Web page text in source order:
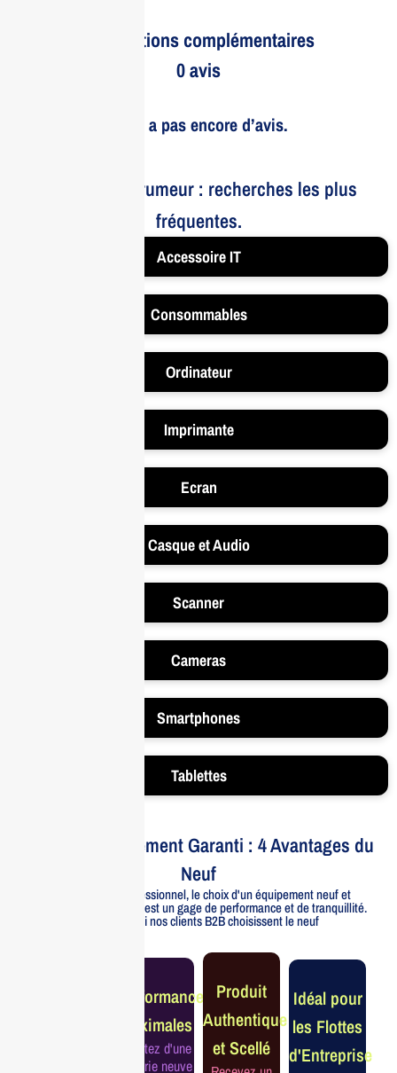
Informations complémentaires
0 avis
Il n’y a pas encore d’avis.
Le bruit et la rumeur : recherches les plus
fréquentes.
Accessoire IT
Consommables
Ordinateur
Imprimante
Ecran
Casque et Audio
Scanner
Cameras
Smartphones
Tablettes
Votre Investissement Garanti : 4 Avantages du
Neuf
Pour un usage professionnel, le choix d'un équipement neuf et
officiellement distribué est un gage de performance et de tranquillité.
Voici pourquoi nos clients B2B choisissent le neuf
Performance
Maximales
Profitez d'une
batterie neuve
Produit
Authentique
et Scellé
Idéal pour
les Flottes
d'Entreprise